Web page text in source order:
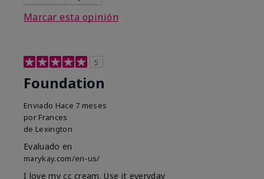
Marcar esta opinión
5
Foundation
Enviado Hace 7 meses
por Frances
de Lexington
Evaluado en
marykay.com/en-us/
I love my cc cream. Use it everyday